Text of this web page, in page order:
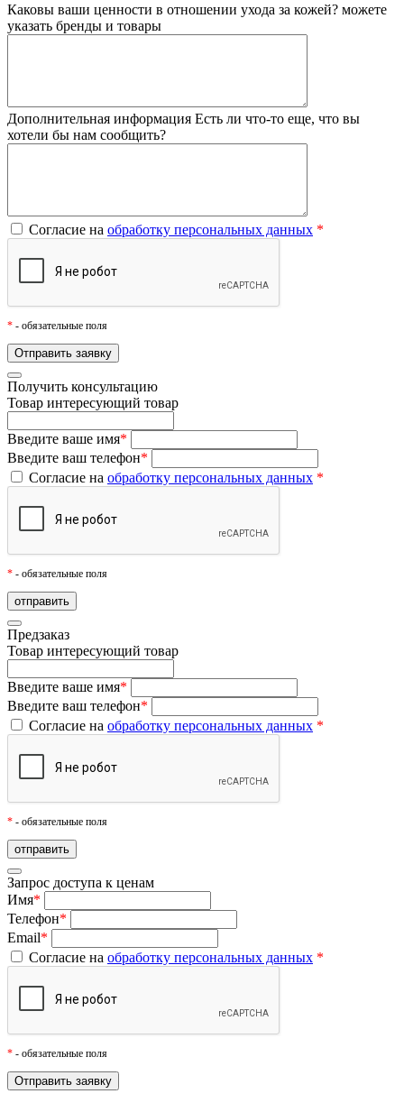
Каковы ваши ценности в отношении ухода за кожей? можете
указать бренды и товары
Дополнительная информация Есть ли что-то еще, что вы
хотели бы нам сообщить?
Согласие на обработку персональных данных *
* - обязательные поля
Получить консультацию
Товар интересующий товар
Введите ваше имя*
Введите ваш телефон*
Согласие на обработку персональных данных *
* - обязательные поля
Предзаказ
Товар интересующий товар
Введите ваше имя*
Введите ваш телефон*
Согласие на обработку персональных данных *
* - обязательные поля
Запрос доступа к ценам
Имя*
Телефон*
Email*
Согласие на обработку персональных данных *
* - обязательные поля